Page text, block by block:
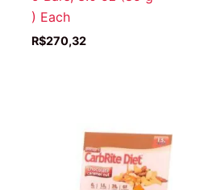
) Each
R$270,32